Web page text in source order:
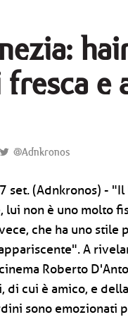
e
@Adnkronos
set. (Adnkronos) -
lui non è uno molto
che ha uno stile
A
Roberto
cui è amico, e
sono emozionati